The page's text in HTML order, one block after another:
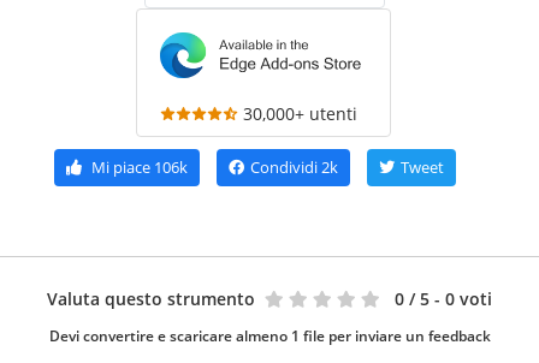
30,000+ utenti
Mi piace 106k Condividi2k Tweet
Valuta questo strumento 0 / 5 - 0 voti
Devi convertire e scaricare almeno 1 file per inviare un feedback